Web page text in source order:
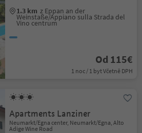
1.3 km z Eppan an der
Weinstaße/Appiano sulla Strada del
Vino centrum
Od 115€
1 noc / 1 byt Včetně DPH
Apartments Lanziner
Neumarkt/Egna center, Neumarkt/Egna, Alto
Adige Wine Road